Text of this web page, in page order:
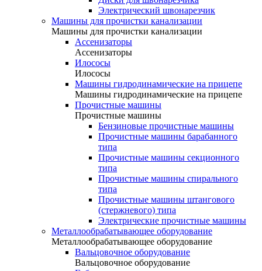
Электрический швонарезчик
Машины для прочистки канализации
Машины для прочистки канализации
Ассенизаторы
Ассенизаторы
Илососы
Илососы
Машины гидродинамические на прицепе
Машины гидродинамические на прицепе
Прочистные машины
Прочистные машины
Бензиновые прочистные машины
Прочистные машины барабанного
типа
Прочистные машины секционного
типа
Прочистные машины спирального
типа
Прочистные машины штангового
(стержневого) типа
Электрические прочистные машины
Металлообрабатывающее оборудование
Металлообрабатывающее оборудование
Вальцовочное оборудование
Вальцовочное оборудование